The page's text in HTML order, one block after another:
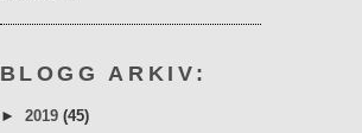
BLOGG ARKIV:
► 2019 (45)